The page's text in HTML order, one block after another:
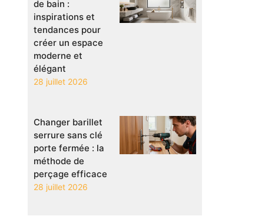
de bain :
inspirations et
tendances pour
créer un espace
moderne et
élégant
28 juillet 2026
Changer barillet
serrure sans clé
porte fermée : la
méthode de
perçage efficace
28 juillet 2026